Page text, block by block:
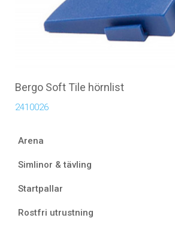
Bergo Soft Tile hörnlist
2410026
Arena
Simlinor & tävling
Startpallar
Rostfri utrustning